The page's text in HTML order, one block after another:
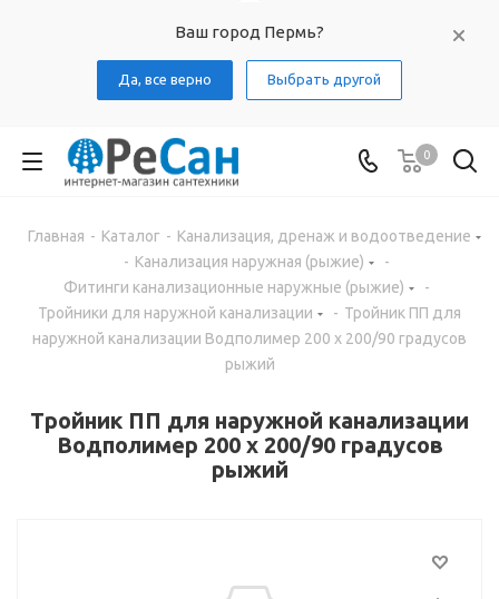
Ваш город Пермь?
Да, все верно Выбрать другой
0
Главная - Каталог - Канализация, дренаж и водоотведение
- Канализация наружная (рыжие)
-
Фитинги канализационные наружные (рыжие)
-
Тройники для наружной канализации
- Тройник ПП для
наружной канализации Водполимер 200 х 200/90 градусов
рыжий
Тройник ПП для наружной канализации
Водполимер 200 х 200/90 градусов
рыжий